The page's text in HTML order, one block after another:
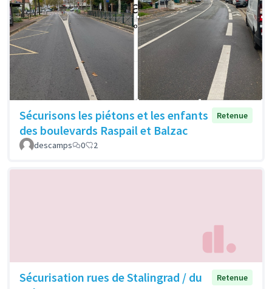
Sécurisons les piétons et les enfants
des boulevards Raspail et Balzac
Retenue
descamps 0 2
Sécurisation rues de Stalingrad / du
Retenue